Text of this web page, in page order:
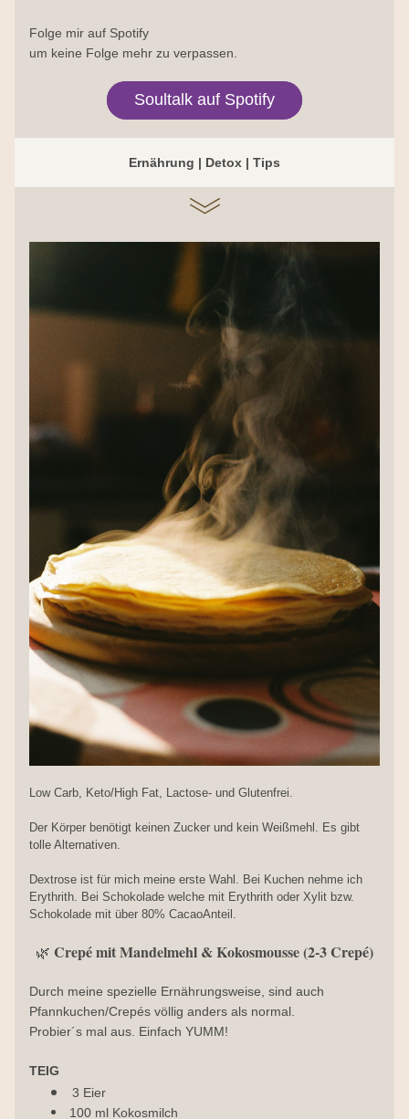
Folge mir auf Spotify
um keine Folge mehr zu verpassen.
Soultalk auf Spotify
Ernährung | Detox | Tips
Low Carb, Keto/High Fat, Lactose- und Glutenfrei.
Der Körper benötigt keinen Zucker und kein Weißmehl. Es gibt
tolle Alternativen.
Dextrose ist für mich meine erste Wahl. Bei Kuchen nehme ich
Erythrith. Bei Schokolade welche mit Erythrith oder Xylit bzw.
Schokolade mit über 80% CacaoAnteil.
🌿 Crepé mit Mandelmehl & Kokosmousse (2-3 Crepé)
Durch meine spezielle Ernährungsweise, sind auch
Pfannkuchen/Crepés völlig anders als normal.
Probier´s mal aus. Einfach YUMM!
TEIG
3 Eier
100 ml Kokosmilch